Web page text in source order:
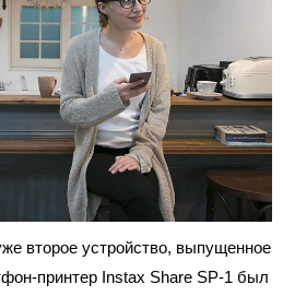
второе устройство, выпущенное
принтер Instax Share SP-1 был